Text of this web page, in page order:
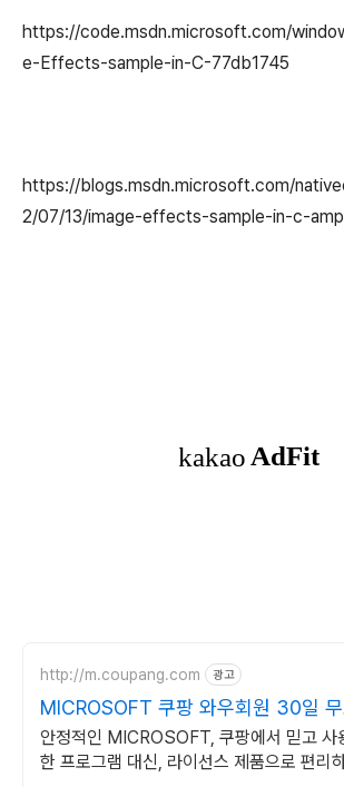
https://code.msdn.microsoft.com/
e-Effects-sample-in-C-77db1745
https://blogs.msdn.microsoft.com/
2/07/13/image-effects-sample-in-c-
http://m.coupang.com 광고
MICROSOFT 쿠팡 와우회원 30일
안정적인 MICROSOFT, 쿠팡에서 믿고 사
한 프로그램 대신, 라이선스 제품으로 편리